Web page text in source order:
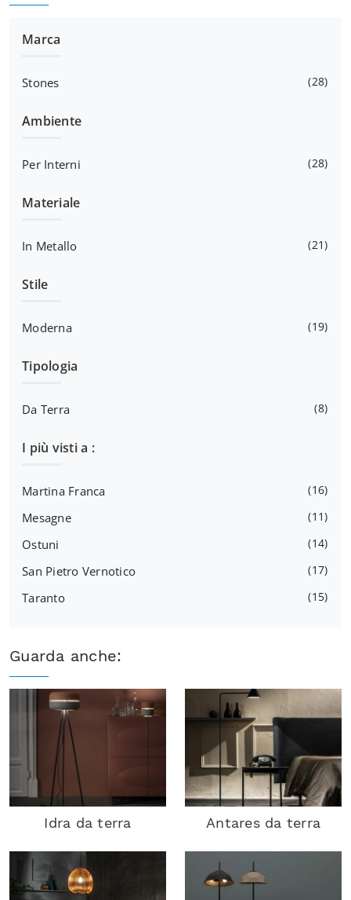
Marca
Stones 28
Ambiente
Per Interni 28
Materiale
In Metallo 21
Stile
Moderna 19
Tipologia
Da Terra 8
I più visti a :
Martina Franca 16
Mesagne 11
Ostuni 14
San Pietro Vernotico 17
Taranto 15
Guarda anche:
Idra da terra Antares da terra